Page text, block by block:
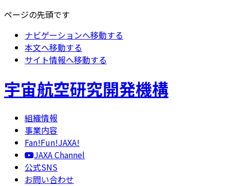
ページの先頭です
ナビゲーションへ移動する
本文へ移動する
サイト情報へ移動する
宇宙航空研究開発機構
組織情報
事業内容
Fan!Fun!JAXA!
JAXA Channel
公式SNS
お問い合わせ